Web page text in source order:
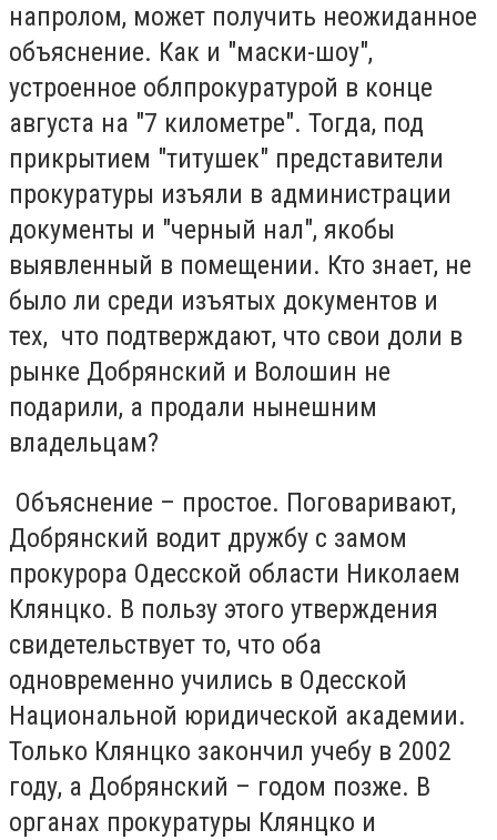
напролом, может получить неожиданное
объяснение. Как и "маски-шоу",
устроенное облпрокуратурой в конце
августа на "7 километре". Тогда, под
прикрытием "титушек" представители
прокуратуры изъяли в администрации
документы и "черный нал", якобы
выявленный в помещении. Кто знает, не
было ли среди изъятых документов и
тех, что подтверждают, что свои доли в
рынке Добрянский и Волошин не
подарили, а продали нынешним
владельцам?
Объяснение – простое. Поговаривают,
Добрянский водит дружбу с замом
прокурора Одесской области Николаем
Клянцко. В пользу этого утверждения
свидетельствует то, что оба
одновременно учились в Одесской
Национальной юридической академии.
Только Клянцко закончил учебу в 2002
году, а Добрянский – годом позже. В
органах прокуратуры Клянцко и